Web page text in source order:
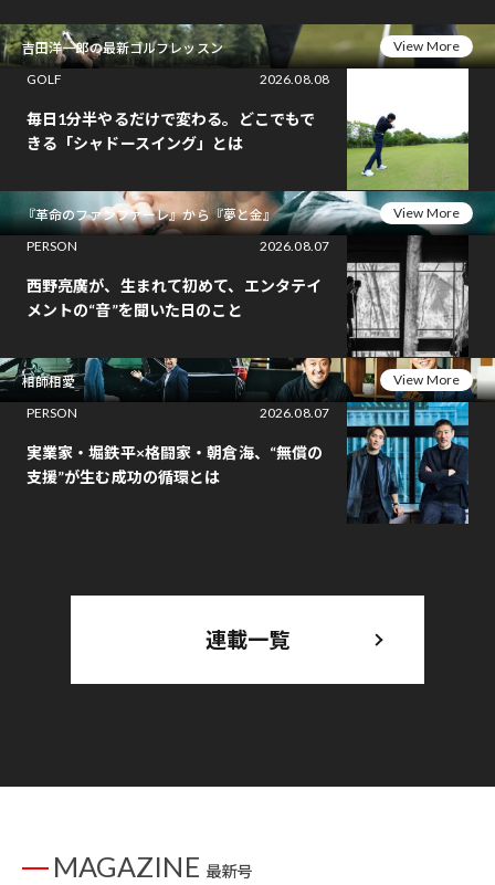
吉田洋一郎の最新ゴルフレッスン
View More
GOLF
2026.08.08
毎日1分半やるだけで変わる。どこでもで
きる「シャドースイング」とは
『革命のファンファーレ』から『夢と金』
View More
PERSON
2026.08.07
西野亮廣が、生まれて初めて、エンタテイ
メントの“音”を聞いた日のこと
相師相愛
View More
PERSON
2026.08.07
実業家・堀鉄平×格闘家・朝倉海、“無償の
支援”が生む成功の循環とは
連載一覧
MAGAZINE 最新号